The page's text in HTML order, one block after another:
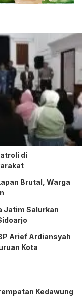
di
Brutal, Warga
Jatim Salurkan
Arief Ardiansyah
Kota
Kedawung